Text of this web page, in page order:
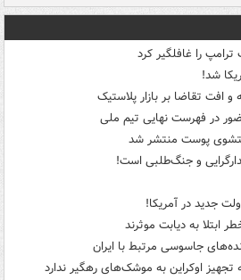
را غافلگیر کرد
شد!
و افت تقاضا بر بازار پلاستیک
پوست منتشر شد
و جنگ‌طلبی است!
جدید در آمریکا!
به دیابت موثرند
جاسوسی مرتبط با ایران
تجهیز اوکراین به موشک‌های رهگیر ندارد